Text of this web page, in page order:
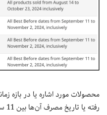
رفته یا تاریخ مصرف آن‌ها بین 11 سپتامبر تا 2 نوامبر 2024 است.